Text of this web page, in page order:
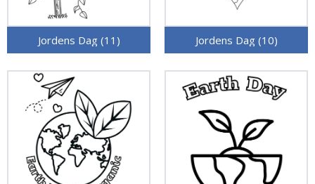
Jordens Dag (11) Jordens Dag (10)